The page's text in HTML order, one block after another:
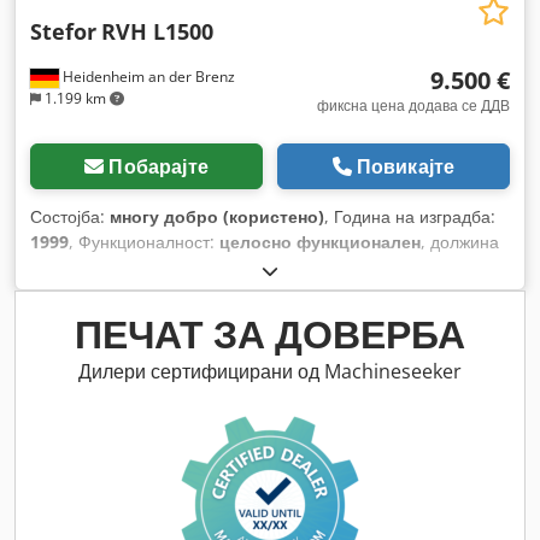
Heidenheim an der Brenz
1.199 km
Stefor RVH L1500
9.500 €
фиксна цена додава се ДДВ
Побарајте Повикајте
Состојба: многу добро (користено), Година на изградба:
1999, Функционалност: целосно функционален, должина
, ширина на брусење:
ПЕЧАТ ЗА ДОВЕРБА
Дилери сертифицирани од Machineseeker